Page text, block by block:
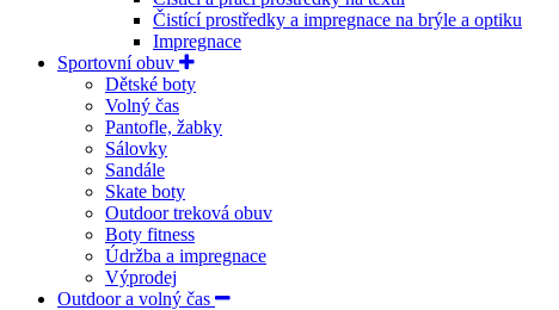
Čistící prostředky a impregnace na brýle a optiku
Impregnace
Sportovní obuv
Dětské boty
Volný čas
Pantofle, žabky
Sálovky
Sandále
Skate boty
Outdoor treková obuv
Boty fitness
Údržba a impregnace
Výprodej
Outdoor a volný čas